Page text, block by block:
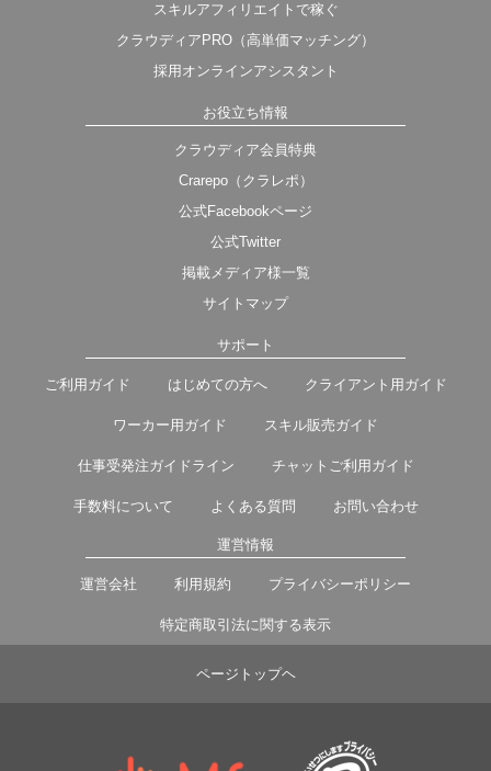
スキルアフィリエイトで稼ぐ
クラウディアPRO（高単価マッチング）
採用オンラインアシスタント
お役立ち情報
クラウディア会員特典
Crarepo（クラレポ）
公式Facebookページ
公式Twitter
掲載メディア様一覧
サイトマップ
サポート
ご利用ガイド はじめての方へ クライアント用ガイド
ワーカー用ガイド スキル販売ガイド
仕事受発注ガイドライン チャットご利用ガイド
手数料について よくある質問 お問い合わせ
運営情報
運営会社 利用規約 プライバシーポリシー
特定商取引法に関する表示
ページトップヘ